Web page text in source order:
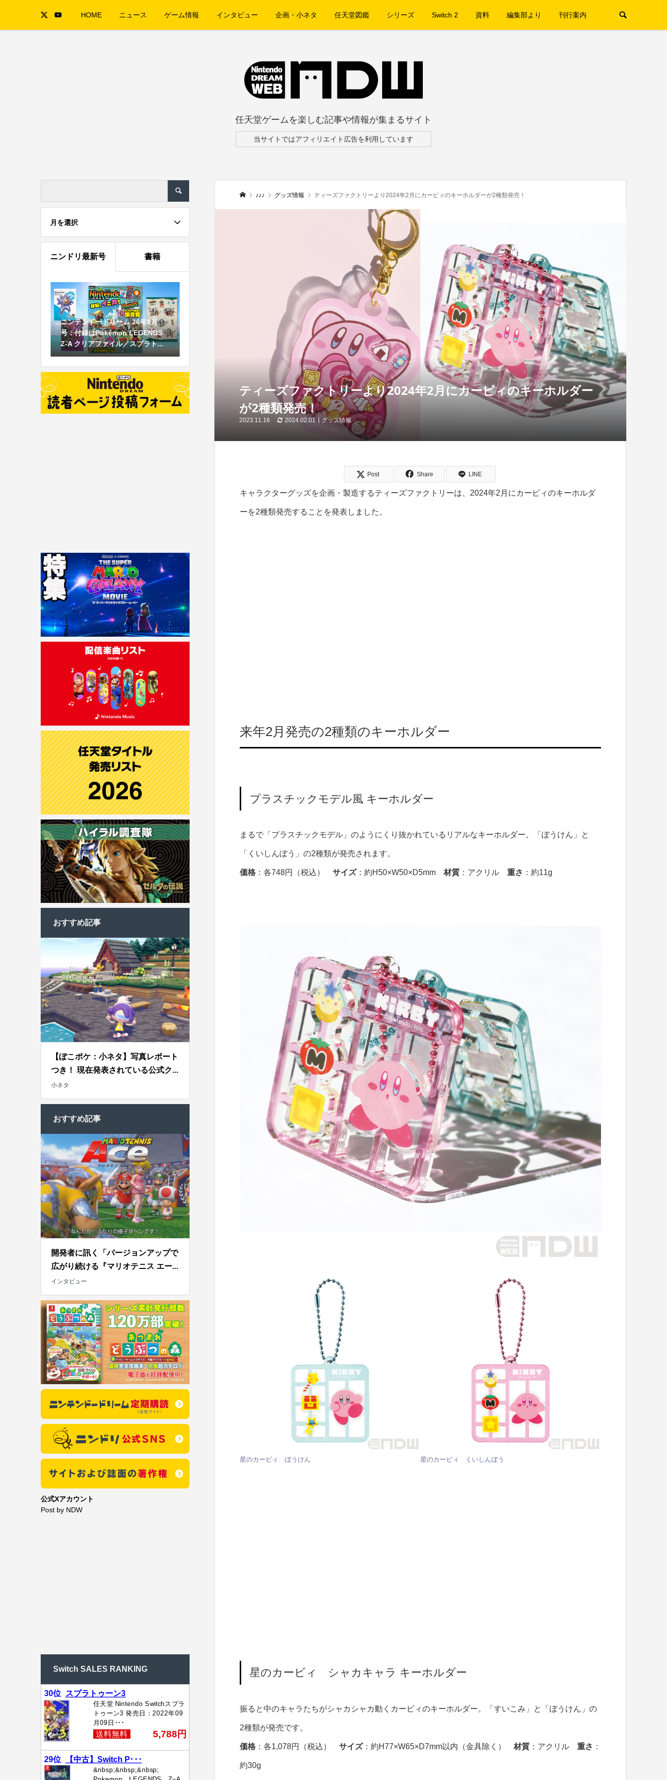
HOME ニュース ゲーム情報 インタビュー 企画・小ネタ 任天堂図鑑 シリーズ Switch 2 資料 編集部より 刊行案内
任天堂ゲームを楽しむ記事や情報が集まるサイト
当サイトではアフィリエイト広告を利用しています
♪♪♪ グッズ情報 ティーズファクトリーより2024年2月にカービィのキーホルダーが2種類発売！
ティーズファクトリーより2024年2月にカービィのキーホルダー
が2種類発売！
2023.11.16 2024.02.01 グッズ情報
Post Share LINE
キャラクターグッズを企画・製造するティーズファクトリーは、2024年2月にカービィのキーホルダ
ーを2種類発売することを発表しました。
来年2月発売の2種類のキーホルダー
プラスチックモデル風 キーホルダー
まるで「プラスチックモデル」のようにくり抜かれているリアルなキーホルダー。「ぼうけん」と
「くいしんぼう」の2種類が発売されます。
価格：各748円（税込） サイズ：約H50×W50×D5mm 材質：アクリル 重さ ：約11g
星のカービィ ぼうけん 星のカービィ くいしんぼう
星のカービィ シャカキャラ キーホルダー
振ると中のキャラたちがシャカシャカ動くカービィのキーホルダー。「すいこみ」と「ぼうけん」の
2種類が発売です。
価格：各1,078円（税込） サイズ：約H77×W65×D7mm以内（金具除く） 材質：アクリル 重さ ：
約30g
月を選択
ニンドリ最新号 書籍
ニンテンドードリーム 26年9月
号：付録はPokémon LEGENDS
Z-A クリアファイル／スプラト...
おすすめ記事
【ぽこポケ：小ネタ】写真レポート
つき！ 現在発表されている公式ク...
小ネタ
おすすめ記事
開発者に訊く「バージョンアップで
広がり続ける『マリオテニス エー...
インタビュー
公式Xアカウント
Post by NDW
Switch SALES RANKING